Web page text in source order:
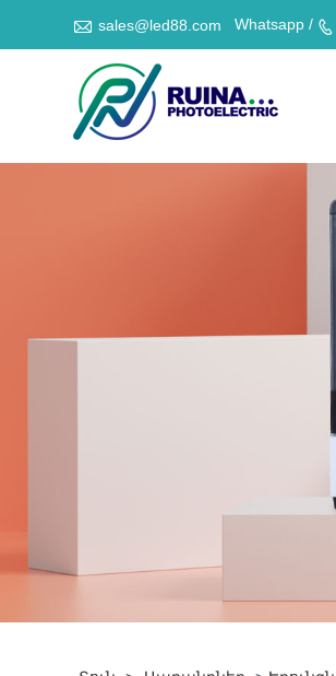
 sales@led88.com Whatsapp / 